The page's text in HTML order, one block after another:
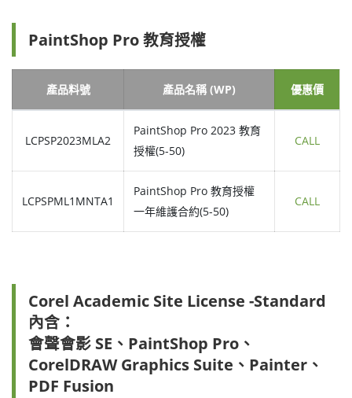
PaintShop Pro 教育授權
產品料號 產品名稱 (WP) 優惠價
LCPSP2023MLA2
PaintShop Pro 2023 教育
授權(5-50)
CALL
LCPSPML1MNTA1
PaintShop Pro 教育授權
一年維護合約(5-50)
CALL
Corel Academic Site License -Standard
內含：
會聲會影 SE、PaintShop Pro、
CorelDRAW Graphics Suite、Painter、
PDF Fusion